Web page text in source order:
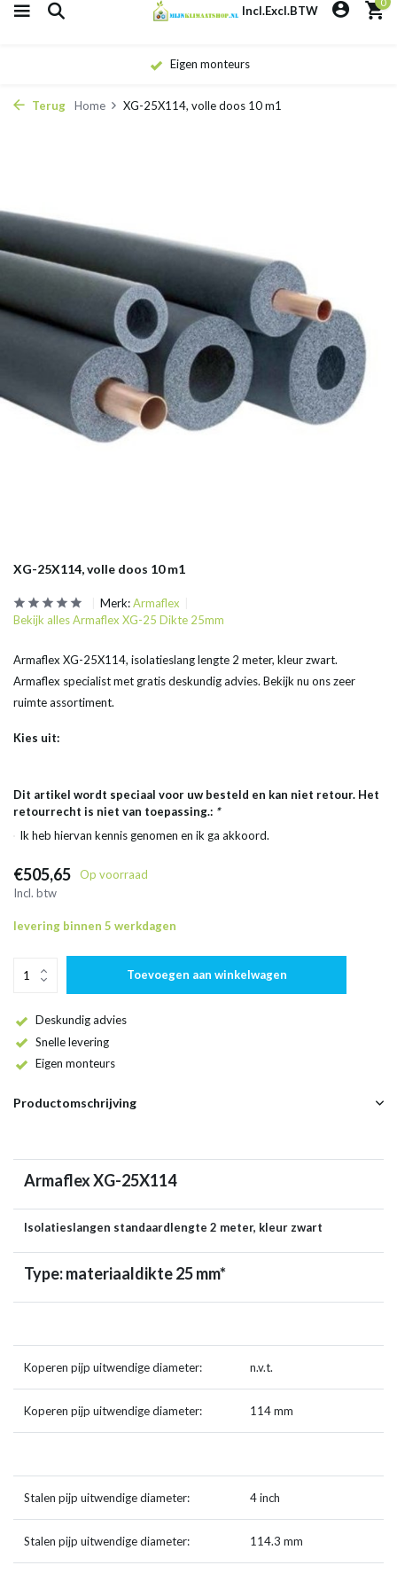
Incl.Excl.BTW
Eigen monteurs
Terug Home XG-25X114, volle doos 10 m1
XG-25X114, volle doos 10 m1
Merk:Armaflex
Bekijk alles Armaflex XG-25 Dikte 25mm
Armaflex XG-25X114, isolatieslang lengte 2 meter, kleur zwart.
Armaflex specialist met gratis deskundig advies. Bekijk nu ons zeer
ruimte assortiment.
Kies uit:
Dit artikel wordt speciaal voor uw besteld en kan niet retour. Het
retourrecht is niet van toepassing.: *
Ik heb hiervan kennis genomen en ik ga akkoord.
€505,65
Op voorraad
Incl. btw
levering binnen 5 werkdagen
Toevoegen aan winkelwagen
Deskundig advies
Snelle levering
Eigen monteurs
Productomschrijving
Armaflex XG-25X114
Isolatieslangen standaardlengte 2 meter, kleur zwart
Type: materiaaldikte 25 mm*
Koperen pijp uitwendige diameter: n.v.t.
Koperen pijp uitwendige diameter: 114 mm
Stalen pijp uitwendige diameter: 4 inch
Stalen pijp uitwendige diameter: 114.3 mm